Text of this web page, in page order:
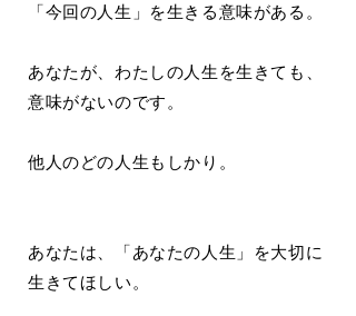
「今回の人生」を生きる意味がある。
あなたが、わたしの人生を生きても、
意味がないのです。
他人のどの人生もしかり。
あなたは、「あなたの人生」を大切に
生きてほしい。